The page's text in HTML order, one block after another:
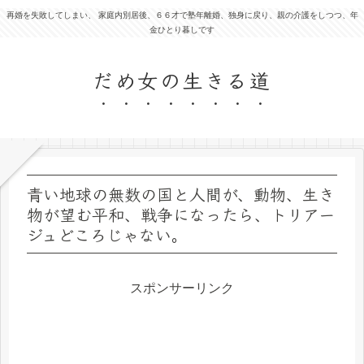
再婚を失敗してしまい、 家庭内別居後、６６才で塾年離婚、独身に戻り、親の介護をしつつ、年
金ひとり暮しです
だめ女の生きる道
青い地球の無数の国と人間が、動物、生き
物が望む平和、戦争になったら、トリアー
ジュどころじゃない。
スポンサーリンク